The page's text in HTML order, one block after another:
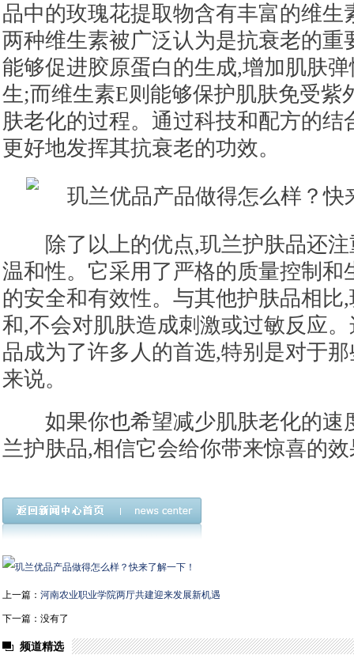
品中的玫瑰花提取物含有丰富的维生
两种维生素被广泛认为是抗衰老的重
能够促进胶原蛋白的生成,增加肌肤
生;而维生素E则能够保护肌肤免受紫
肤老化的过程。通过科技和配方的结
更好地发挥其抗衰老的功效。
除了以上的优点,玑兰护肤品还注
温和性。它采用了严格的质量控制和
的安全和有效性。与其他护肤品相比
和,不会对肌肤造成刺激或过敏反应
品成为了许多人的首选,特别是对于
来说。
如果你也希望减少肌肤老化的速
兰护肤品,相信它会给你带来惊喜的
上一篇： 河南农业职业学院两厅共建迎来发展新机遇
下一篇：没有了
频道精选